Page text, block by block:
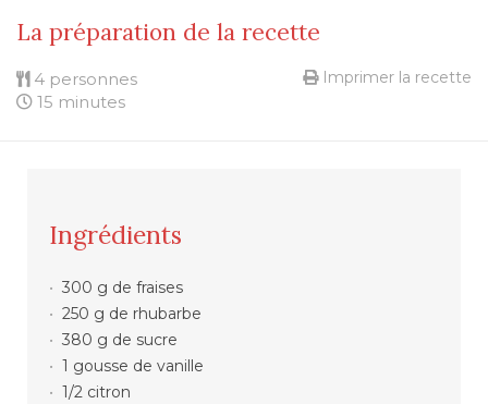
La préparation de la recette
4 personnes
15 minutes
Imprimer la recette
Ingrédients
300 g de fraises
250 g de rhubarbe
380 g de sucre
1 gousse de vanille
1/2 citron